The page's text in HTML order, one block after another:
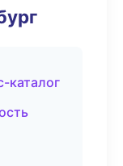
каталог